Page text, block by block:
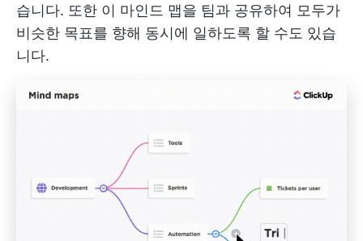
습니다. 또한 이 마인드 맵을 팀과 공유하여 모두가
비슷한 목표를 향해 동시에 일하도록 할 수도 있습
니다.